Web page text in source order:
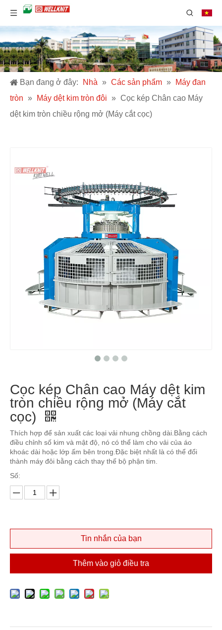
Bạn đang ở đây: Nhà » Các sản phẩm »
Máy đan
tròn » Máy dệt kim tròn đôi » Cọc kép Chân cao Máy
dệt kim tròn chiều rộng mở (Máy cắt cọc)
Cọc kép Chân cao Máy dệt kim
tròn chiều rộng mở (Máy cắt
cọc)
Thích hợp để sản xuất các loại vải nhung chồng dài.Bằng cách
điều chỉnh số kim và mật độ, nó có thể làm cho vải của áo
khoác dài hoặc lớp ấm bên trong.Đặc biệt nhất là có thể đổi
thành máy đôi bằng cách thay thế bộ phận tim.
Số:
Tin nhắn của bạn
Thêm vào giỏ điều tra